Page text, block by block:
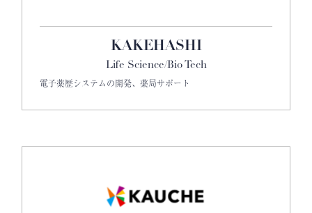
KAKEHASHI
Life Science/Bio Tech
電子薬歴システムの開発、薬局サポート